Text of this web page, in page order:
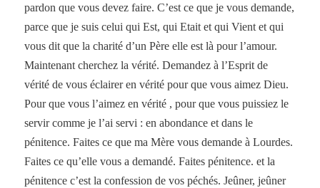
pardon que vous devez faire. C’est ce que je vous demande,
parce que je suis celui qui Est, qui Etait et qui Vient et qui
vous dit que la charité d’un Père elle est là pour l’amour.
Maintenant cherchez la vérité. Demandez à l’Esprit de
vérité de vous éclairer en vérité pour que vous aimez Dieu.
Pour que vous l’aimez en vérité , pour que vous puissiez le
servir comme je l’ai servi : en abondance et dans le
pénitence. Faites ce que ma Mère vous demande à Lourdes.
Faites ce qu’elle vous a demandé. Faites pénitence. et la
pénitence c’est la confession de vos péchés. Jeûner, jeûner